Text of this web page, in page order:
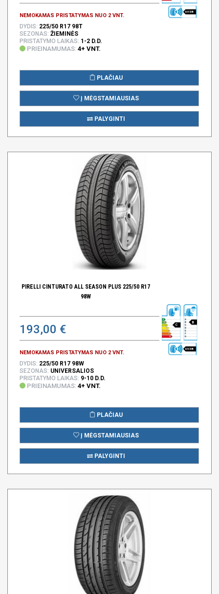
NEMOKAMAS PRISTATYMAS NUO 2 VNT.
69 DB
DYDIS: 225/50 R17 98T
SEZONAS: ŽIEMINĖS
PRISTATYMO LAIKAS: 1-2 D.D.
PRIEINAMUMAS: 4+ VNT.
PLAČIAU
Į MĖGSTAMIAUSIAS
PALYGINTI
PIRELLI CINTURATO ALL SEASON PLUS 225/50 R17
98W
193,00 €
NEMOKAMAS PRISTATYMAS NUO 2 VNT.
C
B
69 DB
DYDIS: 225/50 R17 98W
SEZONAS: UNIVERSALIOS
PRISTATYMO LAIKAS: 9-10 D.D.
PRIEINAMUMAS: 4+ VNT.
PLAČIAU
Į MĖGSTAMIAUSIAS
PALYGINTI